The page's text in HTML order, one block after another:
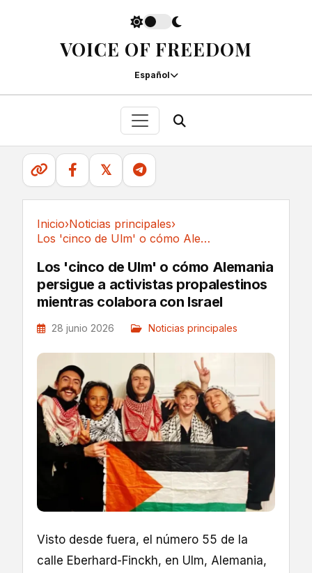
VOICE OF FREEDOM
Español
𝕏
Inicio›Noticias principales›
Los 'cinco de Ulm' o cómo Alemania persigue a...
Los 'cinco de Ulm' o cómo Alemania
persigue a activistas propalestinos
mientras colabora con Israel
28 junio 2026 Noticias principales
Visto desde fuera, el número 55 de la
calle Eberhard-Finckh, en Ulm, Alemania,